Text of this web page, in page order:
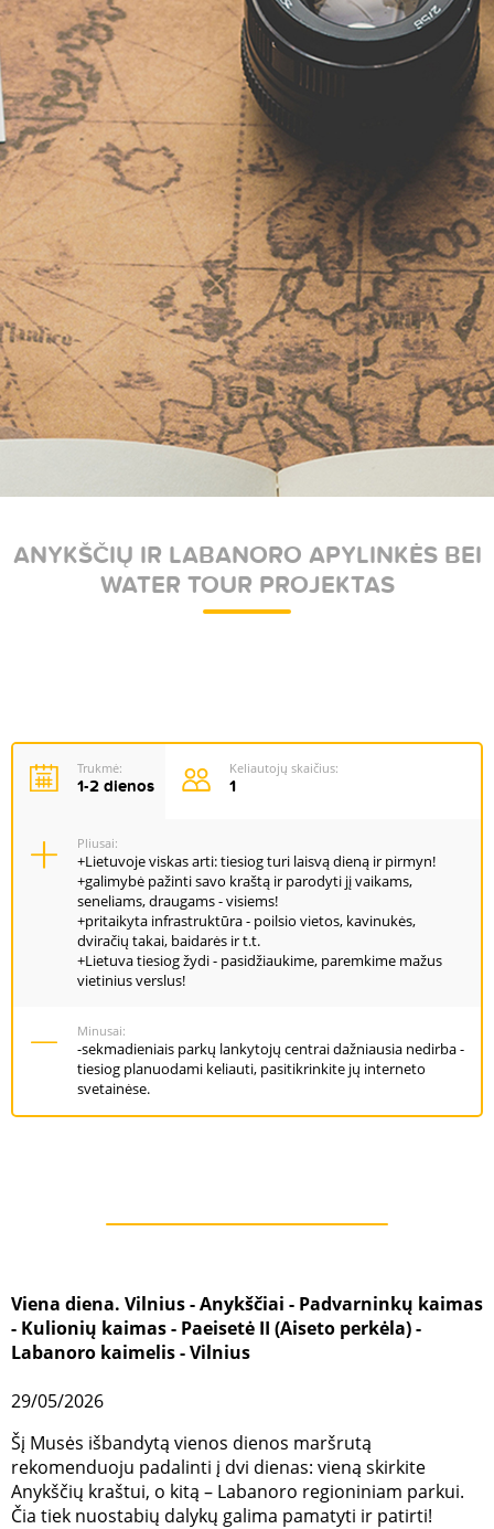
ANYKŠČIŲ IR LABANORO APYLINKĖS BEI
WATER TOUR PROJEKTAS
Trukmė:
1-2 dienos
Keliautojų skaičius:
1
Pliusai:
+Lietuvoje viskas arti: tiesiog turi laisvą dieną ir pirmyn!
+galimybė pažinti savo kraštą ir parodyti jį vaikams,
seneliams, draugams - visiems!
+pritaikyta infrastruktūra - poilsio vietos, kavinukės,
dviračių takai, baidarės ir t.t.
+Lietuva tiesiog žydi - pasidžiaukime, paremkime mažus
vietinius verslus!
Minusai:
-sekmadieniais parkų lankytojų centrai dažniausia nedirba -
tiesiog planuodami keliauti, pasitikrinkite jų interneto
svetainėse.
Viena diena. Vilnius - Anykščiai - Padvarninkų kaimas
- Kulionių kaimas - Paeisetė II (Aiseto perkėla) -
Labanoro kaimelis - Vilnius
29/05/2026
Šį Musės išbandytą vienos dienos maršrutą
rekomenduoju padalinti į dvi dienas: vieną skirkite
Anykščių kraštui, o kitą – Labanoro regioniniam parkui.
Čia tiek nuostabių dalykų galima pamatyti ir patirti!